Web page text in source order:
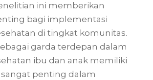
ini memberikan
bagi implementasi
di tingkat komunitas.
garda terdepan dalam
ibu dan anak memiliki
penting dalam